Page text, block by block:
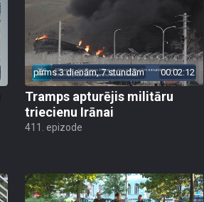
pirms 3 dienām, 7 stundām 00:02:12
Tramps apturējis militāru
triecienu Irānai
411. epizode